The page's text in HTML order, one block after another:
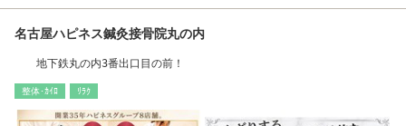
名古屋ハピネス鍼灸接骨院丸の内
地下鉄丸の内3番出口目の前！
整体･ｶｲﾛ ﾘﾗｸ